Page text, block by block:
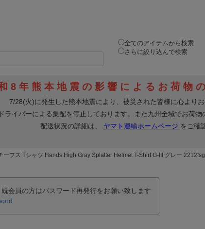
全てのアイテムから検索
さらに絞り込んで検索
ーフス Tシャツ Hands High Gray Splatter Helmet T-Shirt G-III グレー 2212fsg
会員の方はパスワード再発行をお願い致します